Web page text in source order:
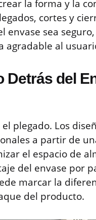
la forma y la
cortes y
sea
agradable al
Detrás del
plegado. Los
a partir de
el espacio de
del envase por
marcar la
del producto.